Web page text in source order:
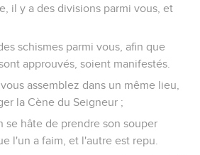
il y a des divisions parmi vous, et
schismes parmi vous, afin que
approuvés, soient manifestés.
assemblez dans un même lieu,
la Cène du Seigneur ;
se hâte de prendre son souper
l'un a faim, et l'autre est repu.